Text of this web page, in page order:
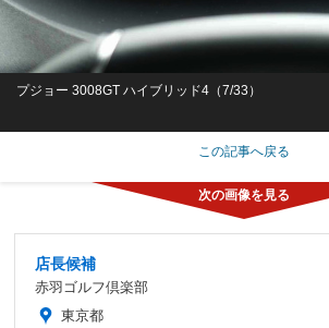
プジョー 3008GT ハイブリッド4（7/33）
この記事へ戻る
店長候補
赤羽ゴルフ倶楽部
東京都